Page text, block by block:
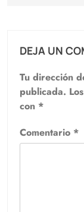
DEJA UN
Tu dirección
publicada.
con *
Comentario *